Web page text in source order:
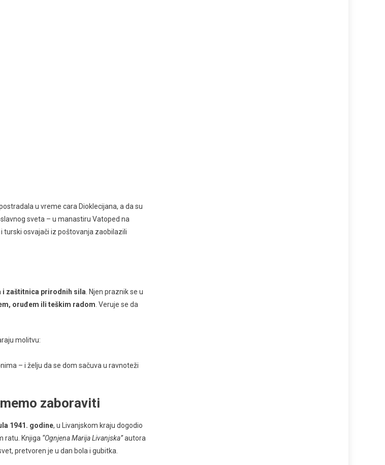
u vreme cara Dioklecijana, a da su
sveta – u manastiru Vatoped na
turski osvajači iz poštovanja zaobilazili
i zaštitnica prirodnih sila . Njen praznik se u
oruđem ili teškim radom . Veruje se da
molitvu:
– i želju da se dom sačuva u ravnoteži
zaboraviti
1941. godine, u Livanjskom kraju dogodio
ratu. Knjiga “Ognjena Marija Livanjska”autora
pretvoren je u dan bola i gubitka.